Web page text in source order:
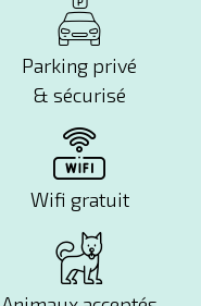
Parking privé
& sécurisé
Wifi gratuit